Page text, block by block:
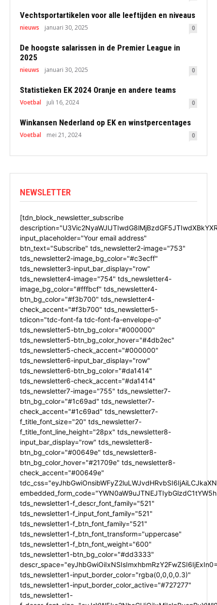
Vechtsportartikelen voor alle leeftijden en niveaus
nieuws januari 30, 2025 0
De hoogste salarissen in de Premier League in
2025
nieuws januari 30, 2025 0
Statistieken EK 2024 Oranje en andere teams
Voetbal juli 16, 2024 0
Winkansen Nederland op EK en winstpercentages
Voetbal mei 21, 2024 0
NEWSLETTER
[tdn_block_newsletter_subscribe
input_placeholder="Your email address"
btn_text="Subscribe" tds_newsletter2-image="753"
tds_newsletter2-image_bg_color="#c3ecff"
tds_newsletter3-input_bar_display="row"
tds_newsletter4-image="754" tds_newsletter4-
image_bg_color="#fffbcf" tds_newsletter4-
btn_bg_color="#f3b700" tds_newsletter4-
check_accent="#f3b700" tds_newsletter5-
tdicon="tdc-font-fa tdc-font-fa-envelope-o"
tds_newsletter5-btn_bg_color="#000000"
tds_newsletter5-btn_bg_color_hover="#4db2ec"
tds_newsletter5-check_accent="#000000"
tds_newsletter6-input_bar_display="row"
tds_newsletter6-btn_bg_color="#da1414"
tds_newsletter6-check_accent="#da1414"
tds_newsletter7-image="755" tds_newsletter7-
btn_bg_color="#1c69ad" tds_newsletter7-
check_accent="#1c69ad" tds_newsletter7-
f_title_font_size="20" tds_newsletter7-
f_title_font_line_height="28px" tds_newsletter8-
input_bar_display="row" tds_newsletter8-
btn_bg_color="#00649e" tds_newsletter8-
btn_bg_color_hover="#21709e" tds_newsletter8-
check_accent="#00649e"
tds_newsletter1-f_descr_font_family="521"
tds_newsletter1-f_input_font_family="521"
tds_newsletter1-f_btn_font_family="521"
tds_newsletter1-f_btn_font_transform="uppercase"
tds_newsletter1-f_btn_font_weight="600"
tds_newsletter1-btn_bg_color="#dd3333"
tds_newsletter1-input_border_color="rgba(0,0,0,0.3)"
tds_newsletter1-input_border_color_active="#727277"
tds_newsletter1-